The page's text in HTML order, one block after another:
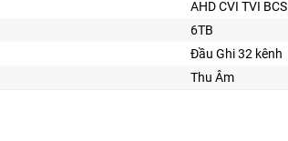
AHD CVI TVI BCS
6TB
Đầu Ghi 32 kênh
Thu Âm